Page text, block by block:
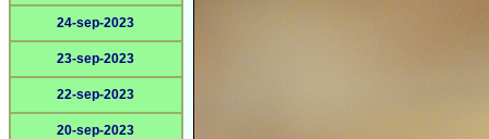
24-sep-2023
23-sep-2023
22-sep-2023
20-sep-2023